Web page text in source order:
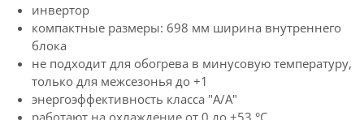
инвертор
компактные размеры: 698 мм ширина внутреннего
блока
не подходит для обогрева в минусовую температуру,
только для межсезонья до +1
энергоэффективность класса "A/А"
работают на охлаждение от 0 до +53 °C